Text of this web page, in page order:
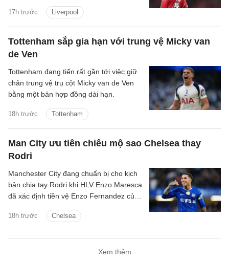
17h trước Liverpool
người thay Mohamed Salah để đẩy giá
Bradley Barcola lên mức rất cao.
Tottenham sắp gia hạn với trung vệ Micky van
de Ven
18h trước Tottenham
Tottenham đang tiến rất gần tới việc giữ
chân trung vệ trụ cột Micky van de Ven
bằng một bản hợp đồng dài hạn.
Man City ưu tiên chiêu mộ sao Chelsea thay
Rodri
18h trước Chelsea
Manchester City đang chuẩn bị cho kịch
bản chia tay Rodri khi HLV Enzo Maresca
đã xác định tiền vệ Enzo Fernandez của
ngôi sao người Tây Ban Nha.
Xem thêm